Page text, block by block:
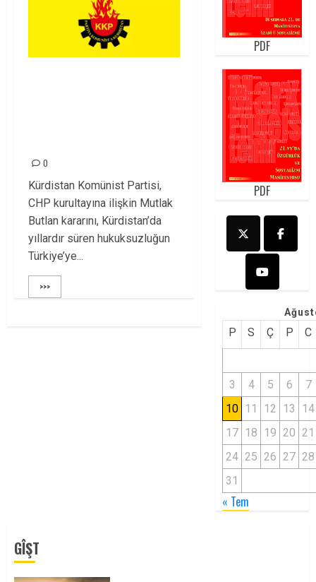
0
Kürdistan Komünist Partisi,
CHP kurultayına ilişkin Mutlak
Butlan kararını, Kürdistan’da
yıllardır süren hukuksuzluğun
Türkiye’ye...
>>>
PDF
PDF
P S Ç P C
3 4 5 6
7
10 11 12 13
14
17 18 19 20 21
24 25 26 27 28
31
« Tem
GÎŞT